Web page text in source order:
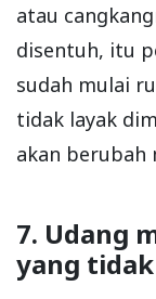
atau
disentuh, itu
sudah mulai
tidak layak
akan berubah
7. Udang
yang